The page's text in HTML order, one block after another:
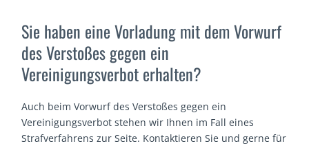
Sie haben eine Vorladung mit dem Vorwurf
des Verstoßes gegen ein
Vereinigungsverbot erhalten?
Auch beim Vorwurf des Verstoßes gegen ein
Vereinigungsverbot stehen wir Ihnen im Fall eines
Strafverfahrens zur Seite. Kontaktieren Sie und gerne für